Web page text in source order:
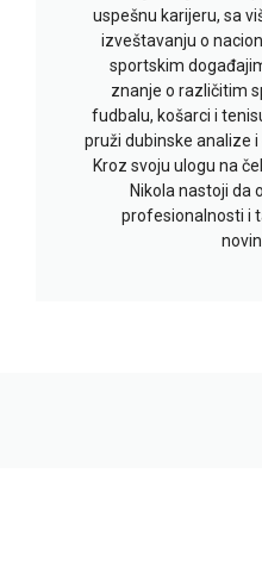
uspešnu karijeru, sa
izveštavanju o
sportskim
znanje o različitim
fudbalu, košarci i
pruži dubinske analize
Kroz svoju ulogu na
Nikola nastoji da
profesionalnosti i